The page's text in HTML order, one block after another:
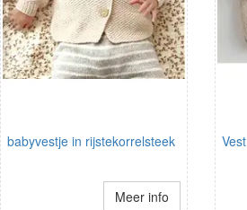
babyvestje in rijstekorrelsteek
Meer info
Vest